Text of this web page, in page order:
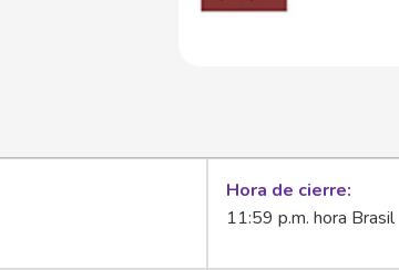
Hora de cierre
11:59 p.m. hora Brasil